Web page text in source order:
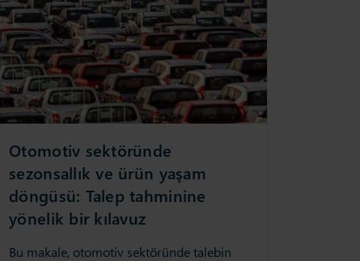
Otomotiv sektöründe
sezonsallık ve ürün yaşam
döngüsü: Talep tahminine
yönelik bir kılavuz
Bu makale, otomotiv sektöründe talebin